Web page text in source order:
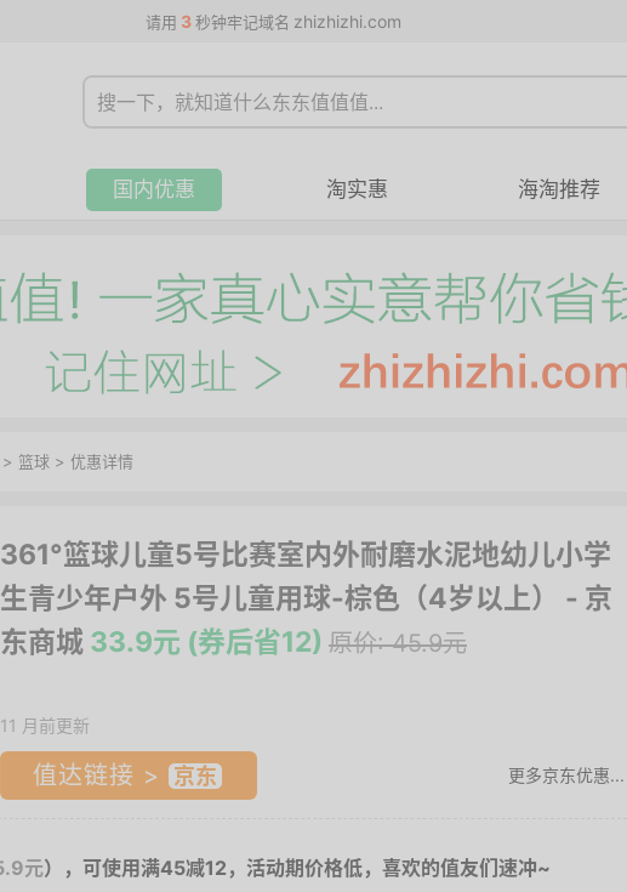
请用 3 秒钟牢记域名 zhizhizhi.com
国内优惠 淘实惠 海淘推荐
> 篮球 > 优惠详情
361°篮球儿童5号比赛室内外耐磨水泥地幼儿小学
生青少年户外 5号儿童用球-棕色（4岁以上）
- 京
东商城 33.9元 (券后省12) 原价: 45.9元
11 月前更新
值达链接 > 更多京东优惠...
元），可使用满45减12，活动期价格低，喜欢的值友们速冲~